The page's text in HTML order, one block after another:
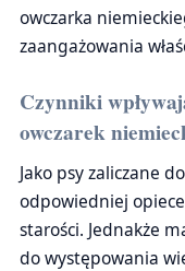
owczarka
zaangażowania
Czynniki
owczarek
Jako psy zaliczane
odpowiedniej
starości. Jednakże
do występowania